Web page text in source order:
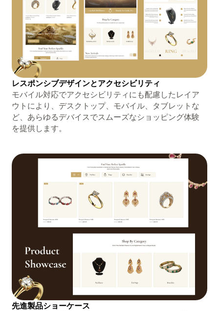
レスポンシブデザインとアクセシビリティ
モバイル対応でアクセシビリティにも配慮したレイア
ウトにより、デスクトップ、モバイル、タブレットな
ど、あらゆるデバイスでスムーズなショッピング体験
を提供します。
先進製品ショーケース